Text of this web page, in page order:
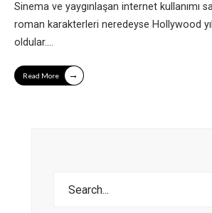
Sinema ve yaygınlaşan internet kullanımı
roman karakterleri neredeyse Hollywood
oldular....
Read More →